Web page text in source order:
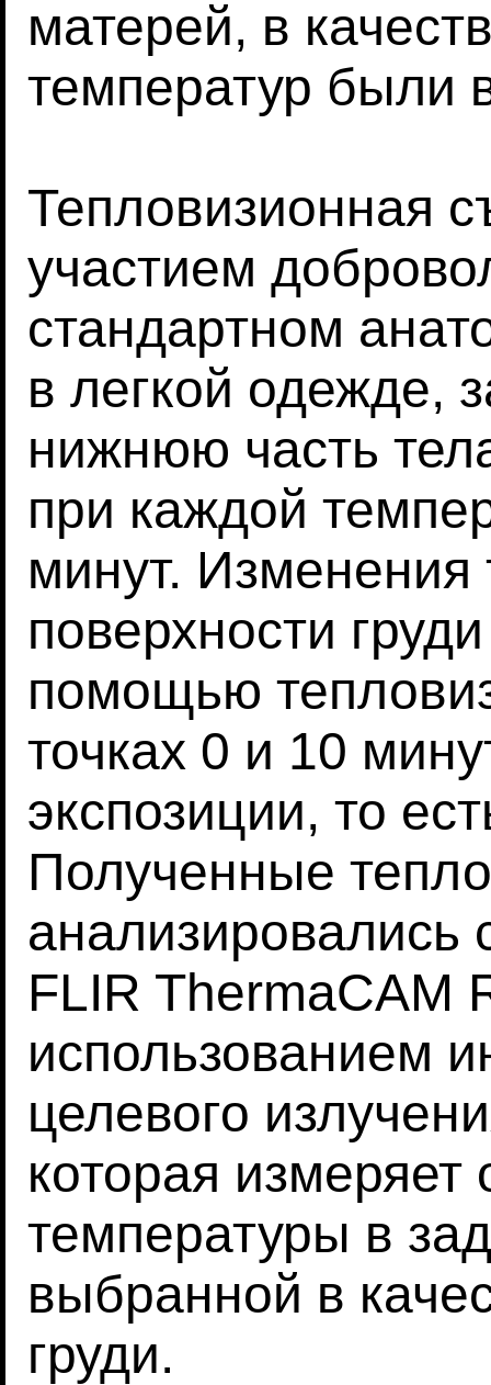
матерей, в
температур были
Тепловизионная
участием
стандартном
в легкой одежде,
нижнюю часть
при каждой
минут.
поверхности
помощью
точках 0 и 10
экспозиции, то
Полученные
FLIR ThermaCAM
использованием
целевого
которая
температуры в
выбранной в
груди.